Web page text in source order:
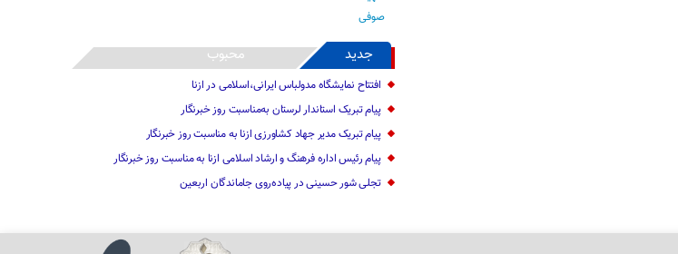
جدید محبوب
افتتاح نمایشگاه مدولباس ایرانی،اسلامی در ازنا
پیام تبریک استاندار لرستان به‌مناسبت روز خبرنگار
پیام تبریک مدیر جهاد کشاورزی ازنا به مناسبت روز خبرنگار
پیام رئیس اداره فرهنگ و ارشاد اسلامی ازنا به مناسبت روز خبرنگار
تجلی شور حسینی در پیاده‌روی جاماندگان اربعین